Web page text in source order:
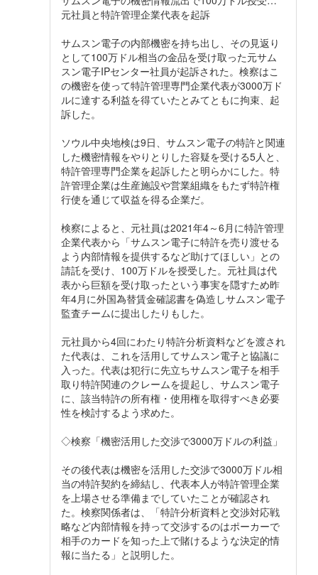
元社員と特許管理企業代表を起訴
サムスン電子の内部機密を持ち出し、その見返り
として100万ドル相当の金品を受け取った元サム
スン電子IPセンター社員が起訴された。検察はこ
の機密を使って特許管理専門企業代表が3000万ド
ルに達する利益を得ていたとみてともに拘束、起
訴した。
ソウル中央地検は9日、サムスン電子の特許と関連
した機密情報をやりとりした容疑を受ける5人と、
特許管理専門企業を起訴したと明らかにした。特
許管理企業は生産施設や営業組織をもたず特許権
行使を通じて収益を得る企業だ。
検察によると、元社員は2021年4～6月に特許管理
企業代表から「サムスン電子に特許を売り渡せる
よう内部情報を提供するなど助けてほしい」との
請託を受け、100万ドルを授受した。元社員は代
表から巨額を受け取ったという事実を隠すため昨
年4月に外国為替賃金確認書を偽造しサムスン電子
監査チームに提出したりもした。
元社員から4回にわたり特許分析資料などを渡され
た代表は、これを活用してサムスン電子と協議に
入った。代表は犯行に先立ちサムスン電子を相手
取り特許関連のクレームを提起し、サムスン電子
に、該当特許の所有権・使用権を取得すべき必要
性を検討するよう求めた。
◇検察「機密活用した交渉で3000万ドルの利益」
その後代表は機密を活用した交渉で3000万ドル相
当の特許契約を締結し、代表本人が特許管理企業
を上場させる準備までしていたことが確認され
た。検察関係者は、「特許分析資料と交渉対応戦
略など内部情報を持って交渉するのはポーカーで
相手のカードを知った上で賭けるような決定的情
報に当たる」と説明した。